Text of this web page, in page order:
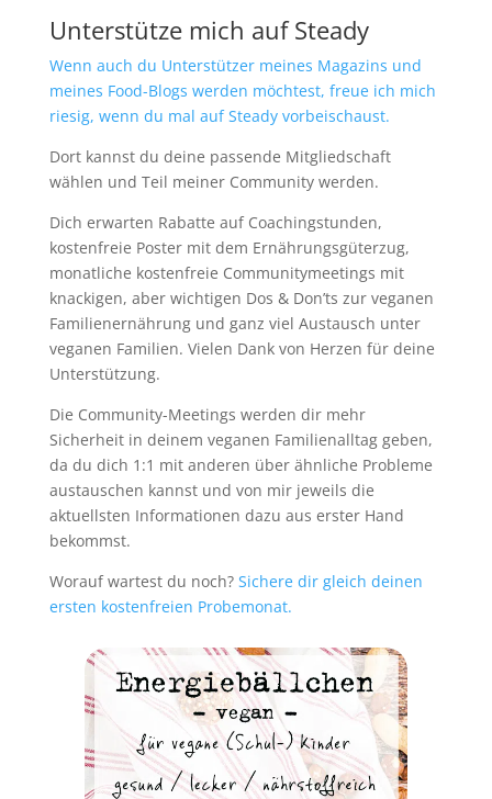
Unterstütze mich auf Steady
Wenn auch du Unterstützer meines Magazins und
meines Food-Blogs werden möchtest, freue ich mich
riesig, wenn du mal auf Steady vorbeischaust.
Dort kannst du deine passende Mitgliedschaft
wählen und Teil meiner Community werden.
Dich erwarten Rabatte auf Coachingstunden,
kostenfreie Poster mit dem Ernährungsgüterzug,
monatliche kostenfreie Communitymeetings mit
knackigen, aber wichtigen Dos & Don’ts zur veganen
Familienernährung und ganz viel Austausch unter
veganen Familien. Vielen Dank von Herzen für deine
Unterstützung.
Die Community-Meetings werden dir mehr
Sicherheit in deinem veganen Familienalltag geben,
da du dich 1:1 mit anderen über ähnliche Probleme
austauschen kannst und von mir jeweils die
aktuellsten Informationen dazu aus erster Hand
bekommst.
Worauf wartest du noch? Sichere dir gleich deinen
ersten kostenfreien Probemonat.